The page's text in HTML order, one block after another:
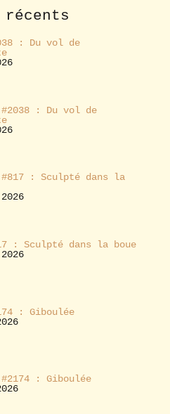
: Du vol de
#2038 : Du vol de
#817 : Sculpté dans la
: Sculpté dans la boue
: Giboulée
#2174 : Giboulée